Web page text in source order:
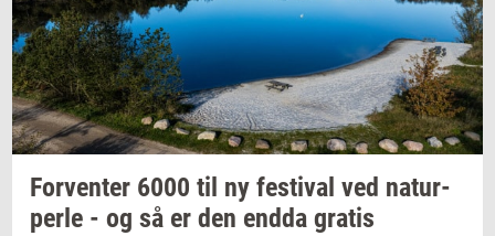
For­ven­ter 6000 til ny festi­val ved na­tur­
per­le - og så er den endda gra­tis